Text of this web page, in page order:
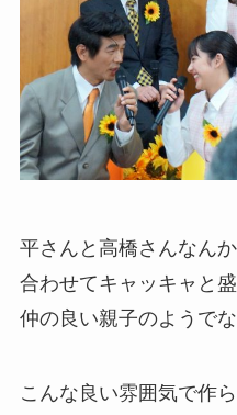
平さんと高橋さんなん
合わせてキャッキャと
仲の良い親子のようで
こんな良い雰囲気で作